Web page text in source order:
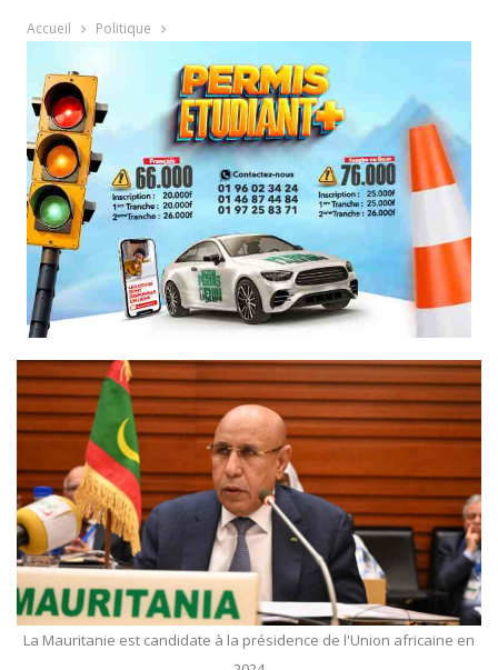
Accueil Politique
La Mauritanie est candidate à la présidence de l'Union africaine en